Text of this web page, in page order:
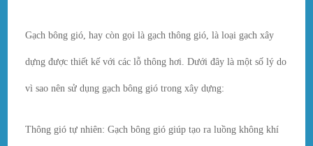
Gạch bông gió, hay còn gọi là gạch thông gió, là loại gạch xây
dựng được thiết kế với các lỗ thông hơi. Dưới đây là một số lý do
vì sao nên sử dụng gạch bông gió trong xây dựng:
Thông gió tự nhiên: Gạch bông gió giúp tạo ra luồng không khí